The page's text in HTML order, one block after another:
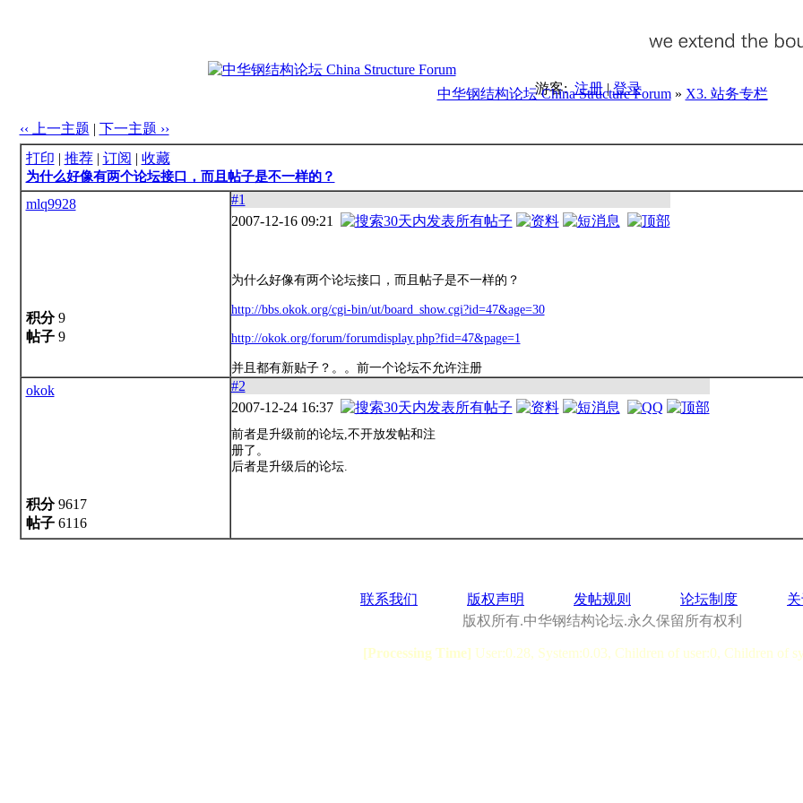
游客:注册|登录
中华钢结构论坛 China Structure Forum» X3. 站务专栏
‹‹ 上一主题 | 下一主题 ››
打印 | 推荐| 订阅 | 收藏
为什么好像有两个论坛接口，而且帖子是不一样的？
mlq9928
积分9
帖子9
#1
2007-12-16 09:21
为什么好像有两个论坛接口，而且帖子是不一样的？
http://bbs.okok.org/cgi-bin/ut/board_show.cgi?id=47&age=30
http://okok.org/forum/forumdisplay.php?fid=47&page=1
并且都有新贴子？。。前一个论坛不允许注册
okok
积分9617
帖子6116
#2
2007-12-24 16:37
前者是升级前的论坛,不开放发帖和注
册了。
后者是升级后的论坛.
联系我们 版权声明 发帖规则 论坛制度
版权所有.中华钢结构论坛.永久保留所有权利
[Processing Time] User:0.28, System:0.03, Children of user:0, Children of